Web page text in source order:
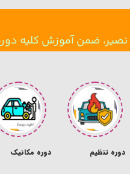
ضمن آموزش کلیه
دوره تنظیم
دوره مکانیک